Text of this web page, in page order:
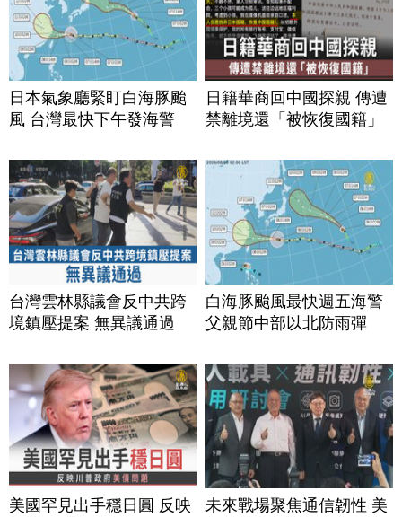
日本氣象廳緊盯白海豚颱
風 台灣最快下午發海警
日籍華商回中國探親 傳遭
禁離境還「被恢復國籍」
台灣雲林縣議會反中共跨
境鎮壓提案 無異議通過
白海豚颱風最快週五海警
父親節中部以北防雨彈
美國罕見出手穩日圓 反映
未來戰場聚焦通信韌性 美